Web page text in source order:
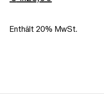
war:
ist:
Enthält 20% MwSt.